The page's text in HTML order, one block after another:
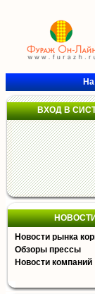
На
ВХОД В
Новости рынка
Обзоры прессы
Новости компаний